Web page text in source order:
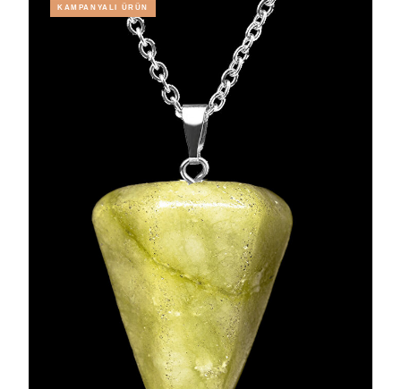
KAMPANYALI ÜRÜN